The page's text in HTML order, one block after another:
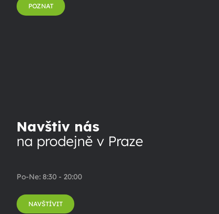
POZNAT
Navštiv nás
na prodejně v Praze
Po-Ne: 8:30 - 20:00
NAVŠTÍVIT